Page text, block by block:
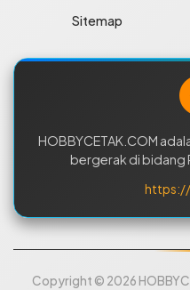
Sitemap
HOBBYCETAK.COM
bergerak di bidang
Copyright © 2026